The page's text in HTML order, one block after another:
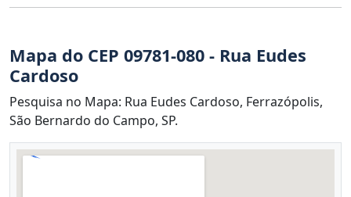
Mapa do CEP 09781-080 - Rua Eudes
Cardoso
Pesquisa no Mapa: Rua Eudes Cardoso, Ferrazópolis,
São Bernardo do Campo, SP.